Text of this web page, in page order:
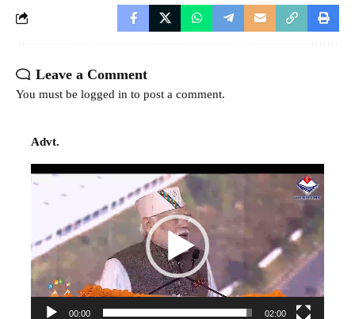
Leave a Comment
You must be logged in to post a comment.
Advt.
Video
00:00 02:00